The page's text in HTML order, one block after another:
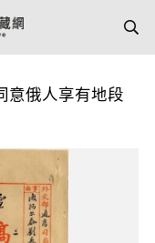
意俄人享有地段